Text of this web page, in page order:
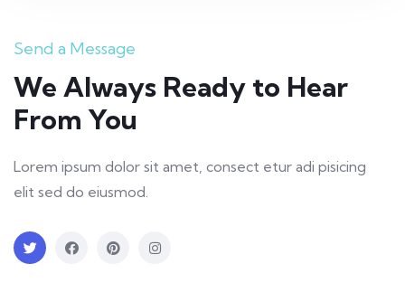
Send a Message
We Always Ready to Hear
From You
Lorem ipsum dolor sit amet, consect etur adi pisicing
elit sed do eiusmod.